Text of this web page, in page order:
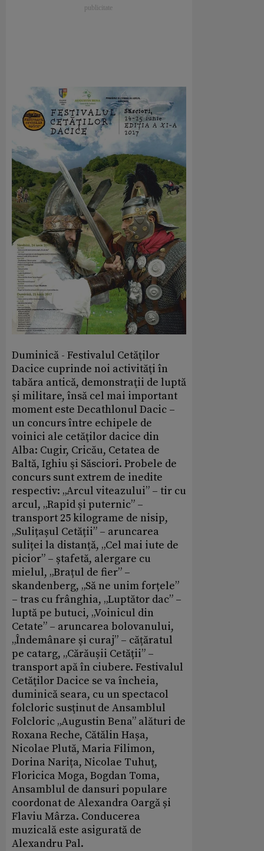
Duminică - Festivalul Cetăţilor
Dacice cuprinde noi activităţi în
tabăra antică, demonstraţii de luptă
şi militare, însă cel mai important
moment este Decathlonul Dacic –
un concurs între echipele de
voinici ale cetăţilor dacice din
Alba: Cugir, Cricău, Cetatea de
Baltă, Ighiu şi Săsciori. Probele de
concurs sunt extrem de inedite
respectiv: „Arcul viteazului” – tir cu
arcul, „Rapid și puternic” –
transport 25 kilograme de nisip,
„Sulițașul Cetății” – aruncarea
suliței la distanță, „Cel mai iute de
picior” – ștafetă, alergare cu
mielul, „Brațul de fier” –
skandenberg, „Să ne unim forțele”
– tras cu frânghia, „Luptător dac” –
luptă pe butuci, „Voinicul din
Cetate” – aruncarea bolovanului,
„Îndemânare și curaj” – cățăratul
pe catarg, „Cărăușii Cetății” –
transport apă în ciubere. Festivalul
Cetăţilor Dacice se va încheia,
duminică seara, cu un spectacol
folcloric susţinut de Ansamblul
Folcloric „Augustin Bena” alături de
Roxana Reche, Cătălin Hașa,
Nicolae Plută, Maria Filimon,
Dorina Narița, Nicolae Tuhuț,
Floricica Moga, Bogdan Toma,
Ansamblul de dansuri populare
coordonat de Alexandra Oargă și
Flaviu Mârza. Conducerea
muzicală este asigurată de
Alexandru Pal.